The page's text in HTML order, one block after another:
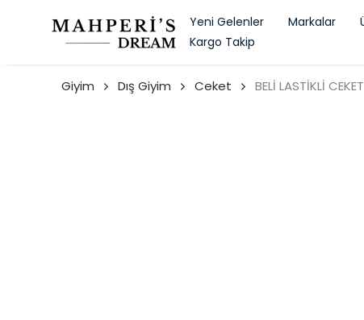
Yeni Gelenler Markalar
Kargo Takip
Giyim Dış Giyim Ceket BELİ LASTİKLİ CEKET